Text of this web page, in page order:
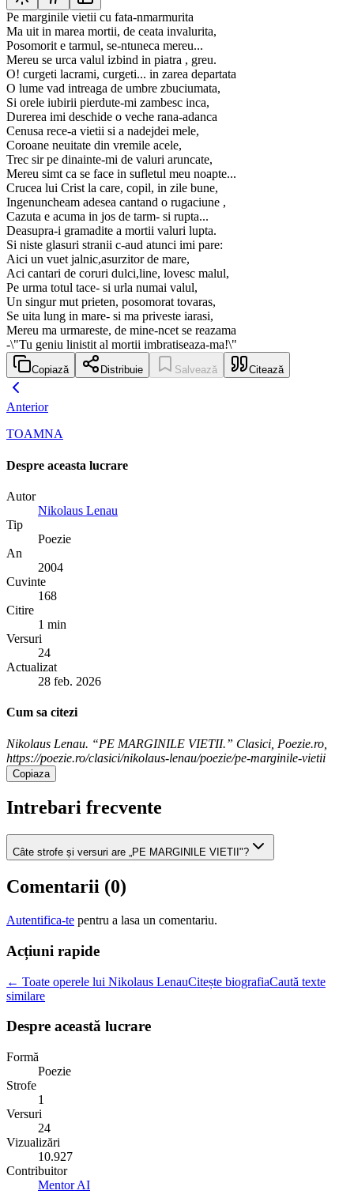
Pe marginile vietii cu fata-nmarmurita
Ma uit in marea mortii, de ceata invalurita,
Posomorit e tarmul, se-ntuneca mereu...
Mereu se urca valul izbind in piatra , greu.
O! curgeti lacrami, curgeti... in zarea departata
O lume vad intreaga de umbre zbuciumata,
Si orele iubirii pierdute-mi zambesc inca,
Durerea imi deschide o veche rana-adanca
Cenusa rece-a vietii si a nadejdei mele,
Coroane neuitate din vremile acele,
Trec sir pe dinainte-mi de valuri aruncate,
Mereu simt ca se face in sufletul meu noapte...
Crucea lui Crist la care, copil, in zile bune,
Ingenuncheam adesea cantand o rugaciune ,
Cazuta e acuma in jos de tarm- si rupta...
Deasupra-i gramadite a mortii valuri lupta.
Si niste glasuri stranii c-aud atunci imi pare:
Aici un vuet jalnic,asurzitor de mare,
Aci cantari de coruri dulci,line, lovesc malul,
Pe urma totul tace- si urla numai valul,
Un singur mut prieten, posomorat tovaras,
Se uita lung in mare- si ma priveste iarasi,
Mereu ma urmareste, de mine-ncet se reazama
-\"Tu geniu linistit al mortii imbratiseaza-ma!\"
Copiază Distribuie Salvează Citează
Anterior
TOAMNA
Despre aceasta lucrare
Autor
Nikolaus Lenau
Tip
Poezie
An
2004
Cuvinte
168
Citire
1 min
Versuri
24
Actualizat
28 feb. 2026
Cum sa citezi
Nikolaus Lenau. “PE MARGINILE VIETII.” Clasici, Poezie.ro,
https://poezie.ro/clasici/nikolaus-lenau/poezie/pe-marginile-vietii
Copiaza
Intrebari frecvente
Câte strofe și versuri are „PE MARGINILE VIETII"?
Comentarii (0)
Autentifica-te pentru a lasa un comentariu.
Acțiuni rapide
← Toate operele lui Nikolaus LenauCitește biografiaCaută texte
similare
Despre această lucrare
Formă
Poezie
Strofe
1
Versuri
24
Vizualizări
10.927
Contribuitor
Mentor AI